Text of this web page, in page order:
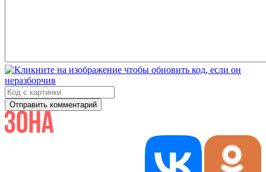
Отправить комментарий